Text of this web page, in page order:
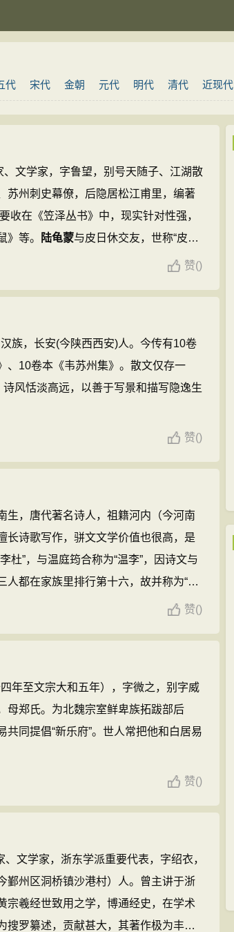
代 宋代 金朝 元代 明代 清代 近现代
、文学家，字鲁望，别号天随子、江湖散
苏州刺史幕僚，后隐居松江甫里，编著
收在《笠泽丛书》中，现实针对性强，
》等。
陆龟蒙与皮日休交友，世称“皮
赞()
族，长安(今陕西西安)人。今传有10卷
、10卷本《韦苏州集》。散文仅存一
风恬淡高远，以善于写景和描写隐逸生
赞()
生，唐代著名诗人，祖籍河内（今河南
长诗歌写作，骈文文学价值也很高，是
杜”，与温庭筠合称为“温李”，因诗文与
人都在家族里排行第十六，故并称为“三
是一些爱情诗和无题诗写得缠绵悱恻，
界之处）。作品收录为《李义山诗
赞()
年至文宗大和五年），字微之，别字威
母郑氏。为北魏宗室鲜卑族拓跋部后
同提倡“新乐府”。世人常把他和白居易
赞()
、文学家，浙东学派重要代表，字绍衣，
鄞州区洞桥镇沙港村）人。曾主讲于浙
宗羲经世致用之学，博通经史，在学术
搜罗纂述，贡献甚大，其著作极为丰